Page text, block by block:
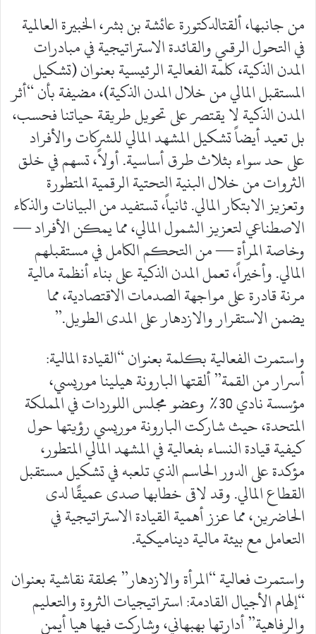
من جانبها، ألقتالدكتورة عائشة بن بشر، الخبيرة العالمية
في التحول الرقمي والقائدة الاستراتيجية في مبادرات
المدن الذكية، كلمة الفعالية الرئيسية بعنوان (تشكيل
المستقبل المالي من خلال المدن الذكية)، مضيفة بأن “أثر
المدن الذكية لا يقتصر على تحويل طريقة حياتنا فحسب،
بل تعيد أيضاً تشكيل المشهد المالي للشركات والأفراد
على حد سواء بثلاث طرق أساسية. أولاً، تسهم في خلق
الثروات من خلال البنية التحتية الرقمية المتطورة
وتعزيز الابتكار المالي. ثانياً، تستفيد من البيانات والذكاء
الاصطناعي لتعزيز الشمول المالي، مما يمكن الأفراد —
وخاصة المرأة — من التحكم الكامل في مستقبلهم
المالي. وأخيراً، تعمل المدن الذكية على بناء أنظمة مالية
مرنة قادرة على مواجهة الصدمات الاقتصادية، مما
يضمن الاستقرار والازدهار على المدى الطويل.”
واستمرت الفعالية بكلمة بعنوان “القيادة المالية:
أسرار من القمة” ألقتها البارونة هيلينا موريسي،
مؤسسة نادي 30% وعضو مجلس اللوردات في المملكة
المتحدة، حيث شاركت البارونة موريسي رؤيتها حول
كيفية قيادة النساء بفعالية في المشهد المالي المتطور،
مؤكدة على الدور الحاسم الذي تلعبه في تشكيل مستقبل
القطاع المالي. وقد لاقى خطابها صدى عميقًا لدى
الحاضرين، مما عزز أهمية القيادة الاستراتيجية في
التعامل مع بيئة مالية ديناميكية.
واستمرت فعالية “المرأة والازدهار” بحلقة نقاشية بعنوان
“إلهام الأجيال القادمة: استراتيجيات الثروة والتعليم
والرفاهية” أدارتها بهبهاني، وشاركت فيها هيا أيمن